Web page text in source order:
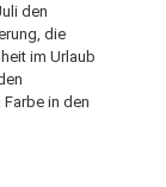
den
die
im Urlaub
in den